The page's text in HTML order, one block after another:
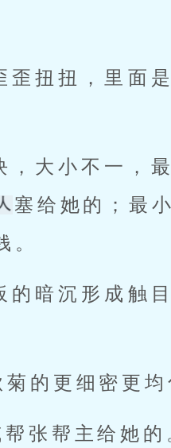
扭扭，里面
大小不一，
塞给她的；最
。
暗沉形成触
的更细密更均
张帮主给她的